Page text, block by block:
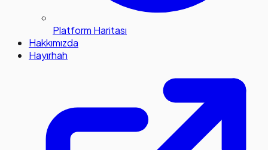
Platform Haritası
Hakkımızda
Hayırhah